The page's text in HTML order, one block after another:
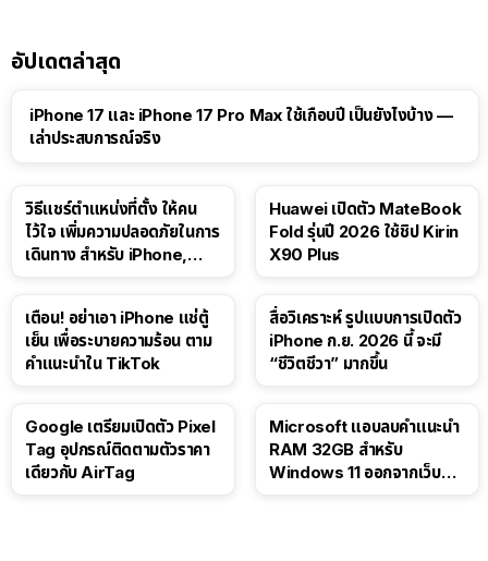
อัปเดตล่าสุด
iPhone 17 และ iPhone 17 Pro Max ใช้เกือบปี เป็นยังไงบ้าง —
เล่าประสบการณ์จริง
วิธีแชร์ตำแหน่งที่ตั้ง ให้คน
ไว้ใจ เพิ่มความปลอดภัยในการ
เดินทาง สำหรับ iPhone,
Huawei เปิดตัว MateBook
Fold รุ่นปี 2026 ใช้ชิป Kirin
X90 Plus
เตือน! อย่าเอา iPhone แช่ตู้
เย็น เพื่อระบายความร้อน ตาม
คำแนะนำใน TikTok
สื่อวิเคราะห์ รูปแบบการเปิดตัว
iPhone ก.ย. 2026 นี้ จะมี
“ชีวิตชีวา” มากขึ้น
Google เตรียมเปิดตัว Pixel
Tag อุปกรณ์ติดตามตัวราคา
เดียวกับ AirTag
Microsoft แอบลบคำแนะนำ
RAM 32GB สำหรับ
Windows 11 ออกจากเว็บตัว